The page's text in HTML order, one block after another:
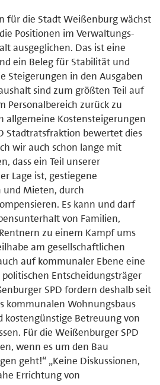
für die Stadt Weißenburg wächst
Positionen im Verwaltungs-
ausgeglichen. Das ist eine
ein Beleg für Stabilität und
Steigerungen in den Ausgaben
sind zum größten Teil auf
Personalbereich zurück zu
allgemeine Kostensteigerungen
Stadtratsfraktion bewertet dies
wir auch schon lange mit
dass ein Teil unserer
Lage ist, gestiegene
und Mieten, durch
Es kann und darf
von Familien,
zu einem Kampf ums
am gesellschaftlichen
auf kommunaler Ebene eine
Entscheidungsträger
SPD fordern deshalb seit
kommunalen Wohnungsbaus
kostengünstige Betreuung von
Für die Weißenburger SPD
wenn es um den Bau
geht!“ „Keine Diskussionen,
Errichtung von